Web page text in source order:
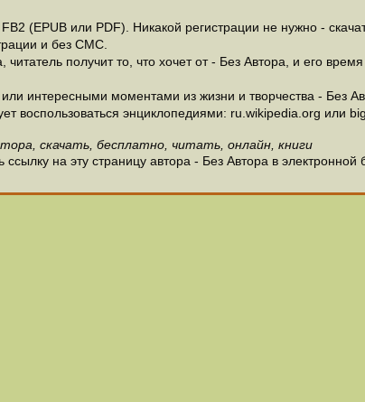
(EPUB или PDF). Никакой регистрации не нужно -
и без СМС.
получит то, что хочет от - Без Автора, и его
интересными моментами из жизни и творчества - Без
воспользоваться энциклопедиями: ru.wikipedia.org или
скачать, бесплатно, читать, онлайн, книги
ссылку на эту страницу автора - Без Автора в электронной